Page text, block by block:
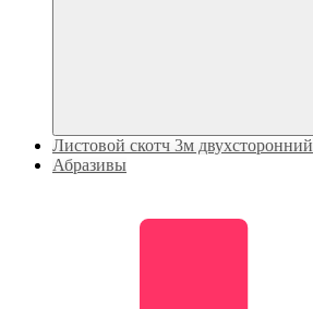
Листовой скотч 3м двухсторонний
Абразивы